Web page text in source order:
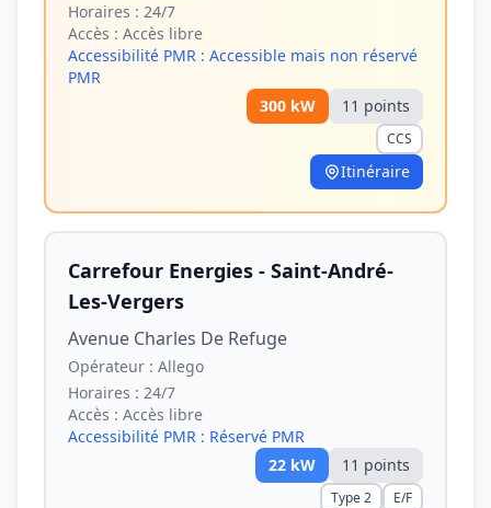
Horaires : 24/7
Accès : Accès libre
Accessibilité PMR : Accessible mais non réservé
PMR
300 kW 11 points
CCS
Itinéraire
Carrefour Energies - Saint-André-
Les-Vergers
Avenue Charles De Refuge
Opérateur : Allego
Horaires : 24/7
Accès : Accès libre
Accessibilité PMR : Réservé PMR
22 kW 11 points
Type 2 E/F